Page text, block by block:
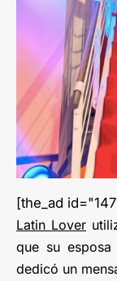
[the_ad
Latin Lover
que su
dedicó un